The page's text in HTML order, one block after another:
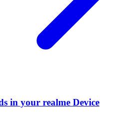
in your realme Device